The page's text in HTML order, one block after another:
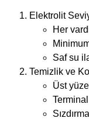
Elektrolit
Her
Saf su
Temizlik ve
Üst